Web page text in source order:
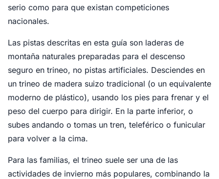
serio como para que existan competiciones
nacionales.
Las pistas descritas en esta guía son laderas de
montaña naturales preparadas para el descenso
seguro en trineo, no pistas artificiales. Desciendes en
un trineo de madera suizo tradicional (o un equivalente
moderno de plástico), usando los pies para frenar y el
peso del cuerpo para dirigir. En la parte inferior, o
subes andando o tomas un tren, teleférico o funicular
para volver a la cima.
Para las familias, el trineo suele ser una de las
actividades de invierno más populares, combinando la